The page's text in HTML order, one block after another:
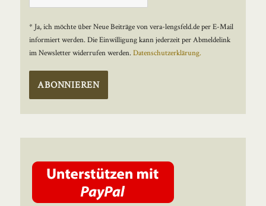
* Ja, ich möchte über Neue Beiträge von vera-lengsfeld.de per E-Mail
informiert werden. Die Einwilligung kann jederzeit per Abmeldelink
im Newsletter widerrufen werden.Datenschutzerklärung.